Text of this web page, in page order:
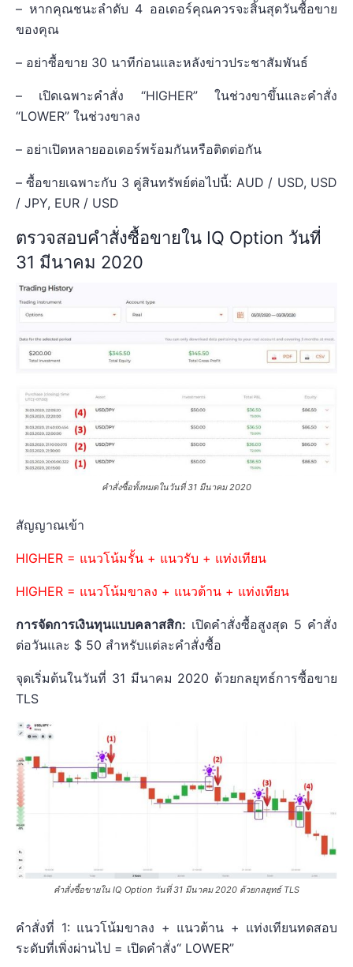
– หากคุณชนะลำดับ 4 ออเดอร์คุณควรจะสิ้นสุดวันซื้อขาย
ของคุณ
– อย่าซื้อขาย 30 นาทีก่อนและหลังข่าวประชาสัมพันธ์
– เปิดเฉพาะคำสั่ง “HIGHER” ในช่วงขาขึ้นและคำสั่ง
“LOWER” ในช่วงขาลง
– อย่าเปิดหลายออเดอร์พร้อมกันหรือติดต่อกัน
– ซื้อขายเฉพาะกับ 3 คู่สินทรัพย์ต่อไปนี้: AUD / USD, USD
/ JPY, EUR / USD
ตรวจสอบคำสั่งซื้อขายใน IQ Option วันที่
31 มีนาคม 2020
คำสั่งซื้อทั้งหมดในวันที่ 31 มีนาคม 2020
สัญญาณเข้า
HIGHER = แนวโน้มรั้น + แนวรับ + แท่งเทียน
HIGHER = แนวโน้มขาลง + แนวต้าน + แท่งเทียน
การจัดการเงินทุนแบบคลาสสิก: เปิดคำสั่งซื้อสูงสุด 5 คำสั่ง
ต่อวันและ $ 50 สำหรับแต่ละคำสั่งซื้อ
จุดเริ่มต้นในวันที่ 31 มีนาคม 2020 ด้วยกลยุทธ์การซื้อขาย
TLS
คำสั่งซื้อขายใน IQ Option วันที่ 31 มีนาคม 2020 ด้วยกลยุทธ์ TLS
คำสั่งที่ 1: แนวโน้มขาลง + แนวต้าน + แท่งเทียนทดสอบ
ระดับที่เพิ่งผ่านไป = เปิดคำสั่ง“ LOWER”